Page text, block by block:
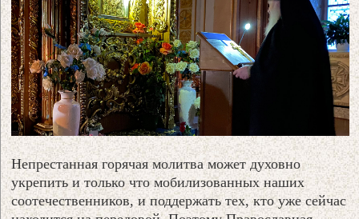
Непрестанная горячая молитва может духовно
укрепить и только что мобилизованных наших
соотечественников, и поддержать тех, кто уже сейчас